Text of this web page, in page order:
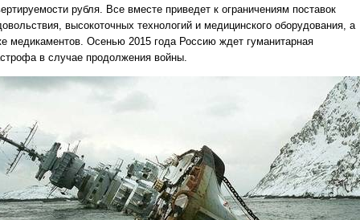
рубля. Все вместе приведет к ограничениям поставок
высокоточных технологий и медицинского оборудования, а
медикаментов. Осенью 2015 года Россию ждет гуманитарная
в случае продолжения войны.